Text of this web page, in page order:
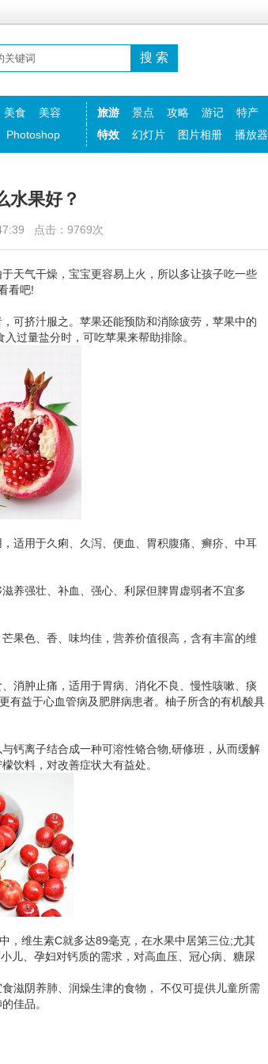
美食 美容 旅游 景点 攻略 游记 特产
Photoshop 特效 幻灯片 图片相册 播放器
水果好？
点击：9769次
气干燥，宝宝更容易上火，所以多让孩子吃一些
看吧!
挤汁服之。苹果还能预防和消除疲劳，苹果中的
过量盐分时，可吃苹果来帮助排除。
用于久痢、久泻、便血、胃积腹痛、癣疥、中耳
强壮、补血、强心、利尿但脾胃虚弱者不宜多
色、香、味均佳，营养价值很高，含有丰富的维
肿止痛，适用于胃病、消化不良、慢性咳嗽、痰
有益于心血管病及肥胖病患者。柚子所含的有机酸具
离子结合成一种可溶性铬合物,研修班，从而缓解
饮料，对改善症状大有益处。
维生素C就多达89毫克，在水果中居第三位;尤其
儿、孕妇对钙质的需求，对高血压、冠心病、糖尿
阴养肺、润燥生津的食物， 不仅可提供儿童所需
佳品。